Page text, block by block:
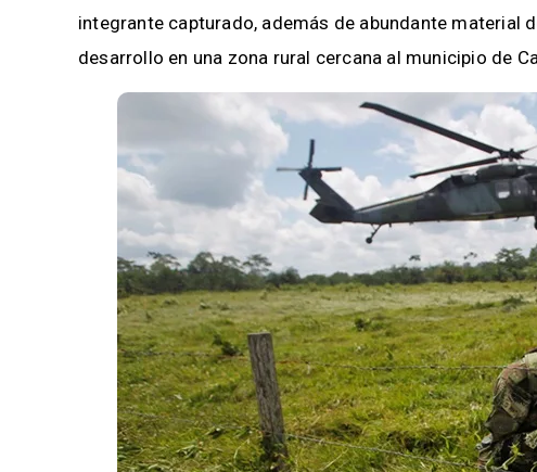
integrante capturado, además de abundante material
desarrollo en una zona rural cercana al municipio de